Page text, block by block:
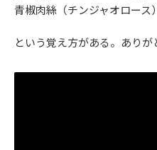
青椒肉絲（チンジャオロース
という覚え方がある。ありが